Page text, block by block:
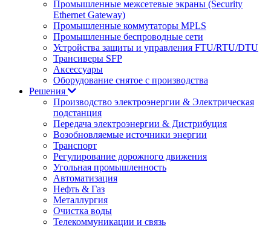
Промышленные межсетевые экраны (Security
Ethernet Gateway)
Промышленные коммутаторы MPLS
Промышленные беспроводные сети
Устройства защиты и управления FTU/RTU/DTU
Трансиверы SFP
Аксессуары
Оборудование снятое с производства
Решения
Производство электроэнергии & Электрическая
подстанция
Передача электроэнергии & Дистрибуция
Возобновляемые источники энергии
Транспорт
Регулирование дорожного движения
Угольная промышленность
Автоматизация
Нефть & Газ
Металлургия
Очистка воды
Телекоммуникации и связь